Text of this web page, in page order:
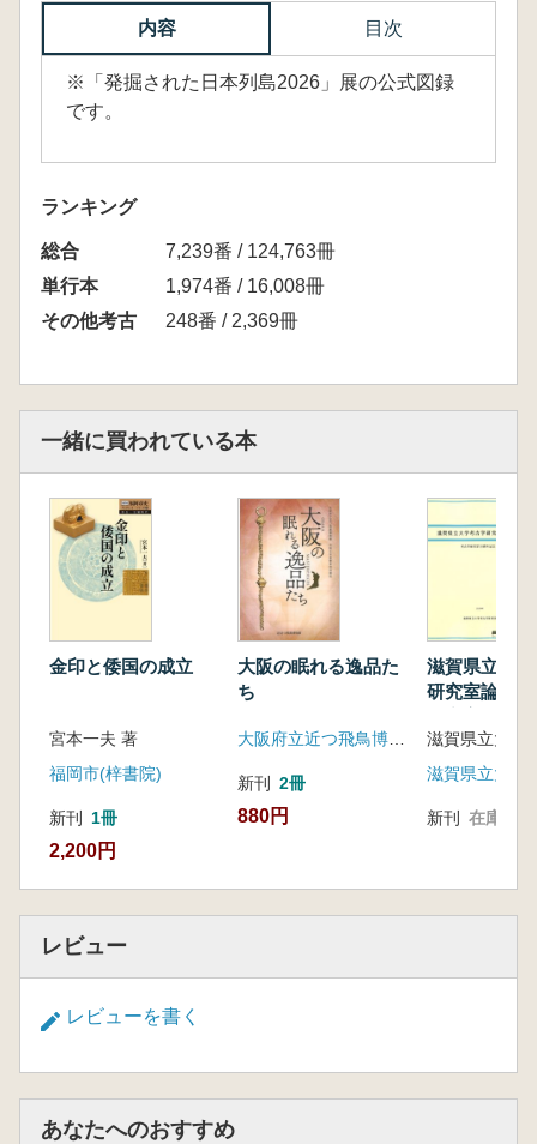
内容 目次
※「発掘された日本列島2026」展の公式図録
です。
ランキング
総合
7,239番 / 124,763冊
単行本
1,974番 / 16,008冊
その他考古
248番 / 2,369冊
一緒に買われている本
金印と倭国の成立
宮本一夫 著
福岡市(梓書院)
新刊 1冊
2,200円
大阪の眠れる逸品た
ち
大阪府立近つ飛鳥博物館
新刊 2冊
880円
滋賀県立大
研究室論集
新刊 在庫なし
レビュー
レビューを書く
あなたへのおすすめ